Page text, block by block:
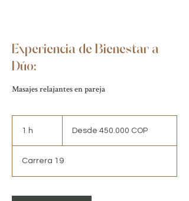
Experiencia de Bienestar a
Dúo:
Masajes relajantes en pareja
1 h
pesosDesde 450.000 COP
Carrera 19